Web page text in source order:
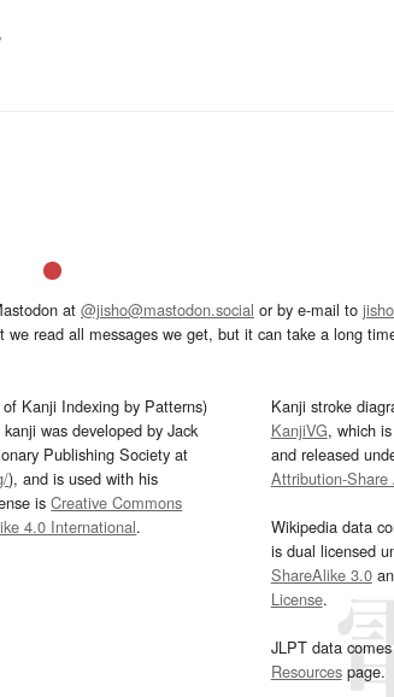
at @jisho@mastodon.social or by e-mail to
we read all messages we get, but it can take a long
Kanji Indexing by Patterns)
was developed by Jack
Publishing Society at
), and is used with his
isCreative Commons
4.0 International.
Kanji stroke
KanjiVG, which
and released
Attribution-Share
Wikipedia data
is dual licensed
ShareAlike 3.0
License.
JLPT data
Resourcespage.